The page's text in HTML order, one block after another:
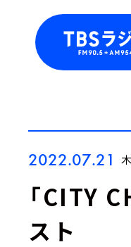
2022.07.21
「CITY
スト